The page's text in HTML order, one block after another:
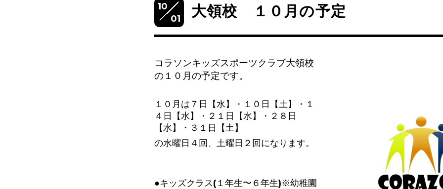
10
01
大領校 １０月の予定
コラソンキッズスポーツクラブ大領校
の１０ 月の予定です。
１０月は７日【水】・１０日【土】・１
４日【水】・２１日【水】・２８日
【水】・３１日【土】
の水曜日４回、土曜日２回になります。
●キッズクラス(１年生〜６年生)※幼稚園